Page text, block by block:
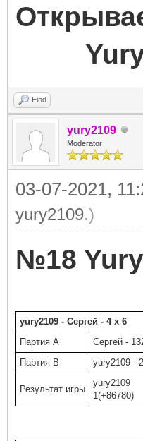
Find
yury2109
Moderator
03-07-2021,
yury2109.)
№18
yury2109 - Сергей - 4 x 6
Партия A
Сергей -
Партия B
yury2109 -
Результат игры
yury2109
1(+86780)